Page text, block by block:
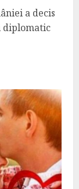
a decis
diplomatic